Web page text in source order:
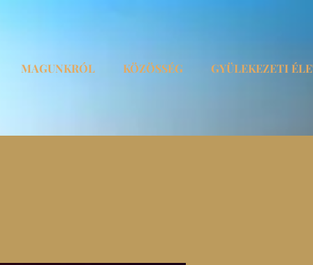
MAGUNKRÓL KÖZÖSSÉG GYÜLEKEZETI